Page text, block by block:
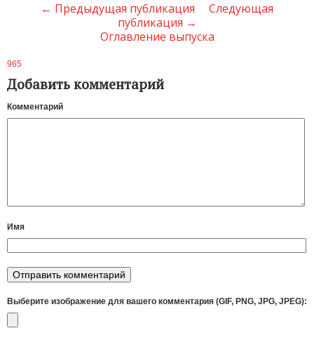
← Предыдущая публикация
Следующая
публикация →
Оглавление выпуска
965
Добавить комментарий
Комментарий
Имя
Выберите изображение для вашего комментария (GIF, PNG, JPG, JPEG):